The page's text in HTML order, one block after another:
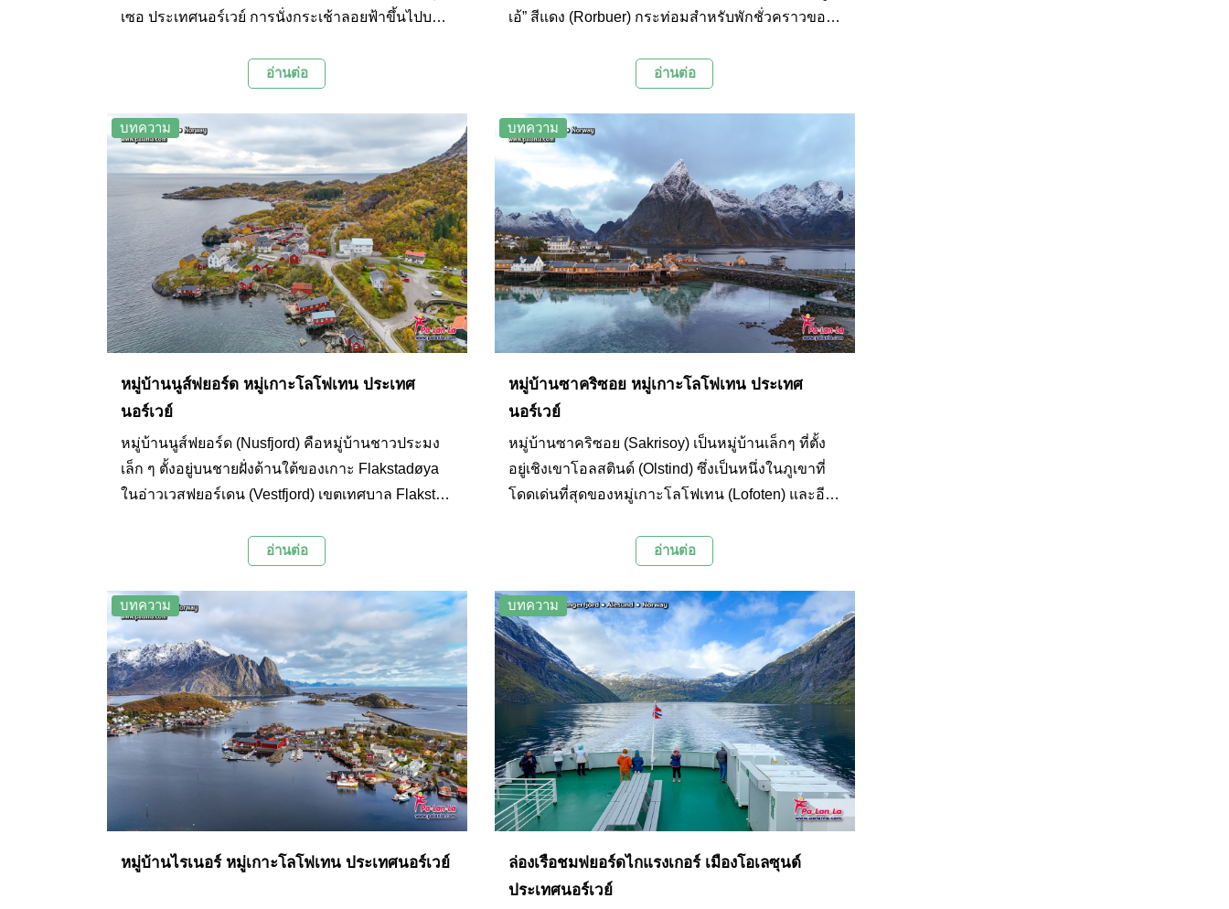
เซอ ประเทศนอร์เวย์ การนั่งกระเช้าลอยฟ้าขึ้นไปบน
นักท่องเที่ยวไปสัมผัสกับวิวเมืองทรุมเซอและฟยอร์ด
อันงดงามแบบ 360 องศา
อ่านต่อ
เอ้” สีแดง (Rorbuer) กระท่อมสำหรับพักชั่วคราวของ
เป็นภูเขา เป็นภาพที่ปรากฏอยู่บนโปสการ์ด ของที่
ระลึก และสื่อประชาสัมพันธ์ท่องเที่ยวต่างๆ
อ่านต่อ
บทความ
หมู่บ้านนูส์ฟยอร์ด หมู่เกาะโลโฟเทน ประเทศ
นอร์เวย์
หมู่บ้านนูส์ฟยอร์ด (Nusfjord) คือหมู่บ้านชาวประมง
เล็ก ๆ ตั้งอยู่บนชายฝั่งด้านใต้ของเกาะ Flakstadøya
ในอ่าวเวสฟยอร์เดน (Vestfjord) เขตเทศบาล Flakstad
รับการยกย่องว่าเป็นหนึ่งในหมู่บ้านชาวประมงที่สวย
ที่สุดในนอร์เวย์ และอาจจะเป็นหนึ่งในหมู่บ้านชาว
ประมงที่สวยที่สุดในโลกก็เป็นได้
อ่านต่อ
บทความ
หมู่บ้านซาคริซอย หมู่เกาะโลโฟเทน ประเทศ
นอร์เวย์
หมู่บ้านซาคริซอย (Sakrisoy) เป็นหมู่บ้านเล็กๆ ที่ตั้ง
อยู่เชิงเขาโอลสตินด์ (Olstind) ซึ่งเป็นหนึ่งในภูเขาที่
โดดเด่นที่สุดของหมู่เกาะโลโฟเทน (Lofoten) และอีก
เหลือง (Rorbuer) กระท่อมสำหรับพักชั่วคราวของ
ชาวประมงที่เรียงรายอยู่ตามริมฝั่งฟยอร์ด
อ่านต่อ
บทความ
หมู่บ้านไรเนอร์ หมู่เกาะโลโฟเทน ประเทศนอร์เวย์
บทความ
ล่องเรือชมฟยอร์ดไกแรงเกอร์ เมืองโอเลซุนด์
ประเทศนอร์เวย์